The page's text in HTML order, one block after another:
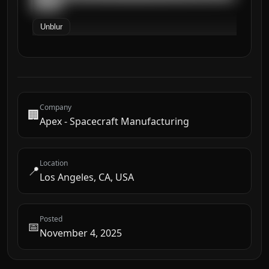
██████
Unblur
🏢Company
Apex - Spacecraft Manufacturing
📍Location
Los Angeles, CA, USA
📅Posted
November 4, 2025